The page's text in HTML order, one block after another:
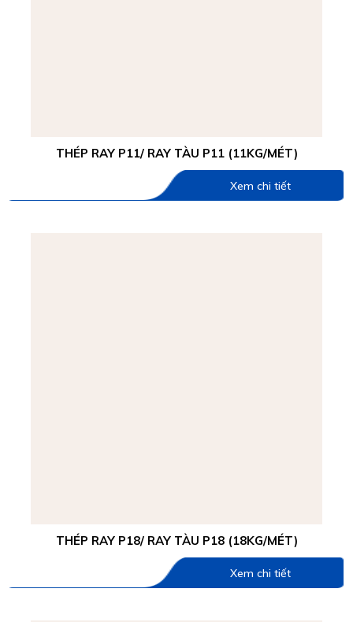
THÉP RAY P11/ RAY TÀU P11 (11KG/MÉT)
Xem chi tiết
THÉP RAY P18/ RAY TÀU P18 (18KG/MÉT)
Xem chi tiết